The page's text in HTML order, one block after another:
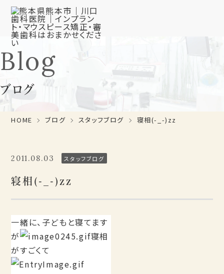
Blog
ブログ
HOME ブログ スタッフブログ 寝相(-_-)zz
2011.08.03 スタッフブログ
寝相(-_-)zz
一緒に、子どもと寝てます
が
寝相
がすごくて